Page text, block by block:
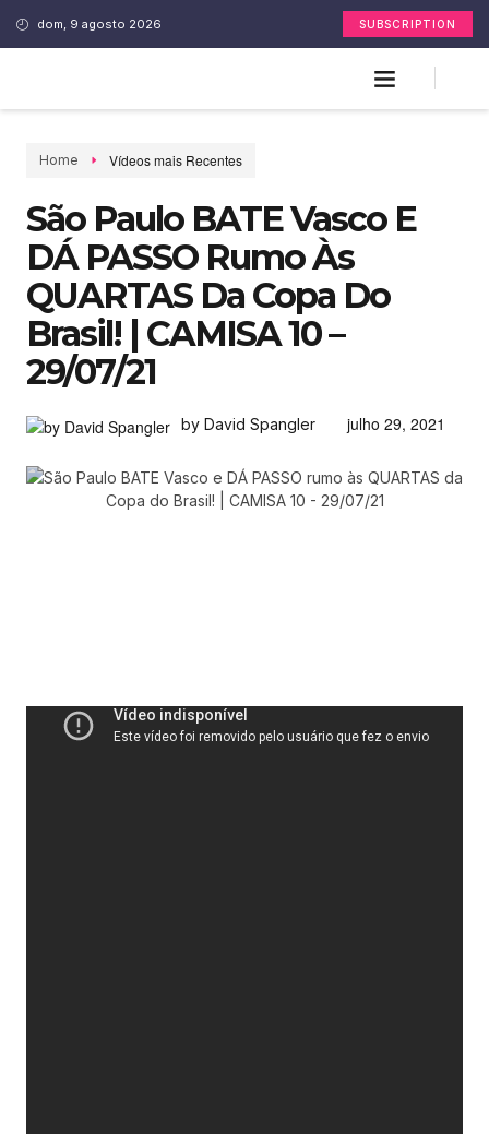
dom, 9 agosto 2026 SUBSCRIPTION
Home Vídeos mais Recentes
São Paulo BATE Vasco E
DÁ PASSO Rumo Às
QUARTAS Da Copa Do
Brasil! | CAMISA 10 –
29/07/21
by David Spangler julho 29, 2021